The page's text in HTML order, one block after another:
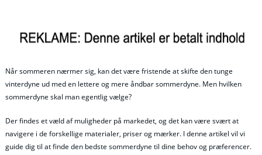
Når sommeren nærmer sig, kan det være fristende at skifte den tunge
vinterdyne ud med en lettere og mere åndbar sommerdyne. Men hvilken
sommerdyne skal man egentlig vælge?
Der findes et væld af muligheder på markedet, og det kan være svært at
navigere i de forskellige materialer, priser og mærker. I denne artikel vil vi
guide dig til at finde den bedste sommerdyne til dine behov og præferencer.